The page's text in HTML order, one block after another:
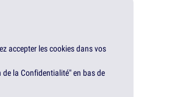
accepter les cookies dans vos
la Confidentialité" en bas de